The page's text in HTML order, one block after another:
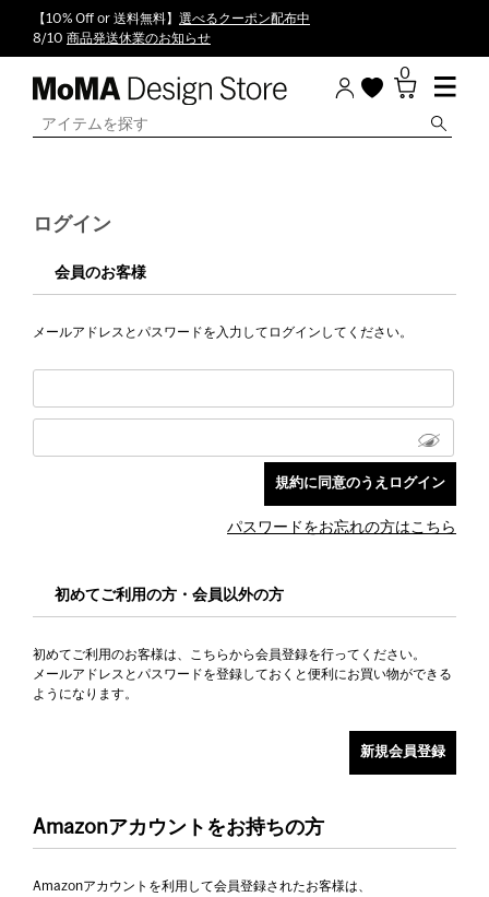
【10% Off or 送料無料】 選べるクーポン配布中
8/10 商品発送休業のお知らせ
0
ログイン
会員のお客様
メールアドレスとパスワードを入力してログインしてください。
パスワードをお忘れの方はこちら
初めてご利用の方・会員以外の方
初めてご利用のお客様は、こちらから会員登録を行ってください。
メールアドレスとパスワードを登録しておくと便利にお買い物ができる
ようになります。
Amazonアカウントをお持ちの方
Amazonアカウントを利用して会員登録されたお客様は、